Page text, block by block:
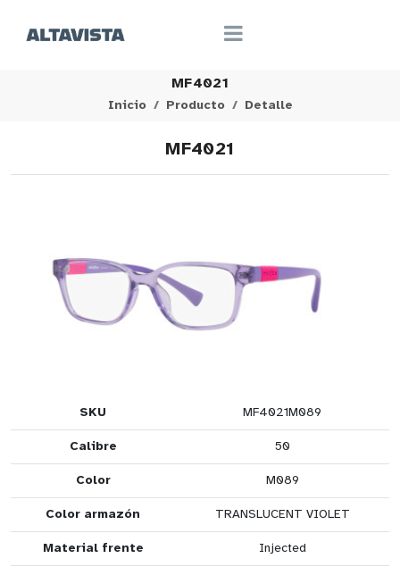
MF4021
Inicio Producto Detalle
MF4021
SKU MF4021M089
Calibre 50
Color M089
Color armazón TRANSLUCENT VIOLET
Material frente Injected